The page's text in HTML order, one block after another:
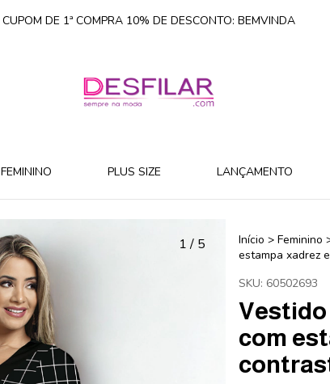
CUPOM DE 1ª COMPRA 10% DE DESCONTO: BEMVINDA
FEMININO PLUS SIZE LANÇAMENTO
1/ 5 Início > Feminino
estampa xadrez
SKU: 60502693
com